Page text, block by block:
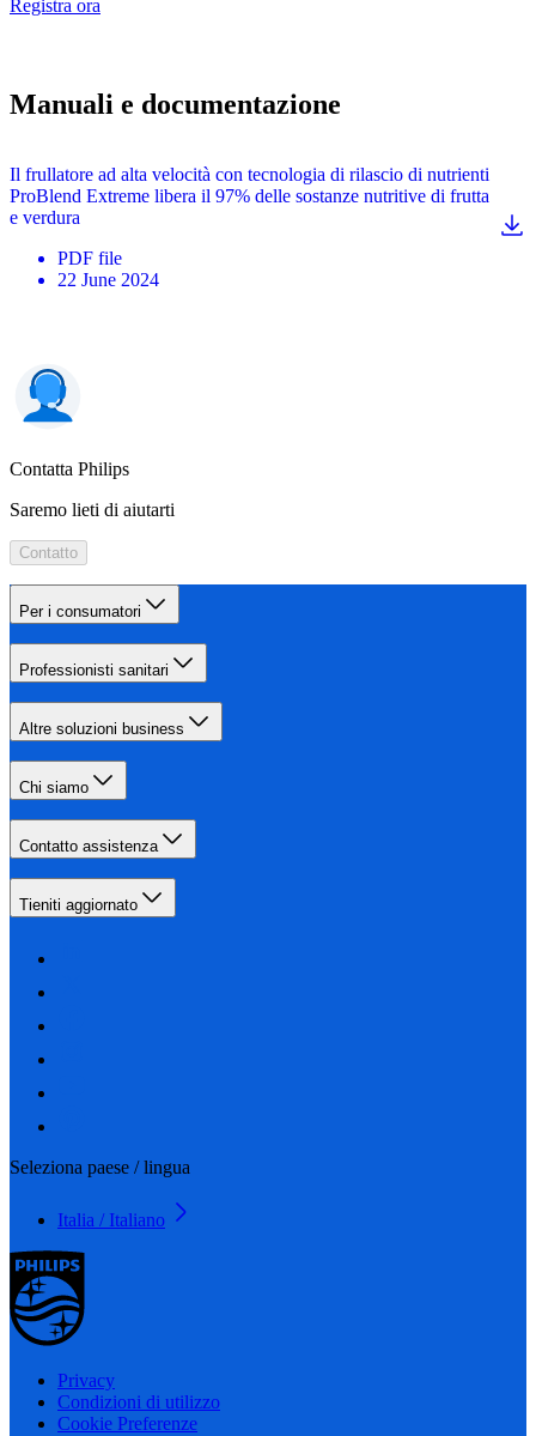
Registra ora
Manuali e documentazione
Il frullatore ad alta velocità con tecnologia di rilascio di nutrienti
ProBlend Extreme libera il 97% delle sostanze nutritive di frutta
e verdura
PDF file
22 June 2024
Contatta Philips
Saremo lieti di aiutarti
Contatto
Per i consumatori
Professionisti sanitari
Altre soluzioni business
Chi siamo
Contatto assistenza
Tieniti aggiornato
Seleziona paese / lingua
Italia / Italiano
Privacy
Condizioni di utilizzo
Cookie Preferenze